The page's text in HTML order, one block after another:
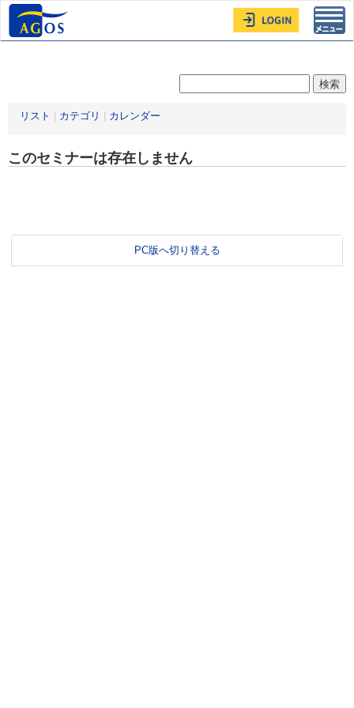
リスト カテゴリ カレンダー
このセミナーは存在しません
PC版へ切り替える